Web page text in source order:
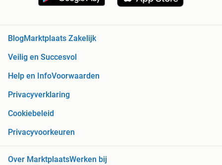
Blog Marktplaats Zakelijk
Veilig en Succesvol
Help en InfoVoorwaarden
Privacyverklaring
Cookiebeleid
Privacyvoorkeuren
Over MarktplaatsWerken bij